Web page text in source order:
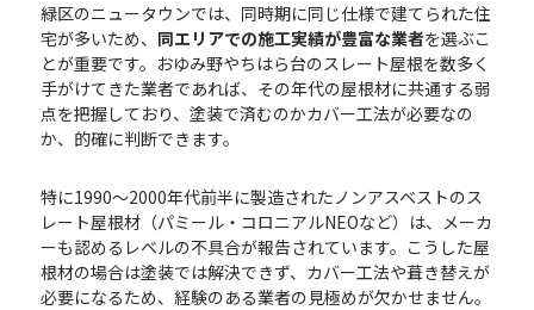
緑区のニュータウンでは、同時期に同じ仕様で建てられた住
宅が多いため、 同エリアでの施工実績が豊富な業者を選ぶこ
とが重要です。おゆみ野やちはら台のスレート屋根を数多く
手がけてきた業者であれば、その年代の屋根材に共通する弱
点を把握しており、塗装で済むのかカバー工法が必要なの
か、的確に判断できます。
特に1990〜2000年代前半に製造されたノンアスベストのス
レート屋根材（パミール・コロニアルNEOなど）は、メーカ
ーも認めるレベルの不具合が報告されています。こうした屋
根材の場合は塗装では解決できず、カバー工法や葺き替えが
必要になるため、経験のある業者の見極めが欠かせません。